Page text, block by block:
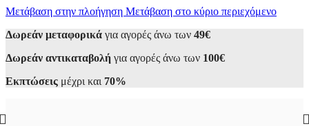
Μετάβαση στην πλοήγηση Μετάβαση στο κύριο περιεχόμενο
Δωρεάν μεταφορικά για αγορές άνω των 49€
Δωρεάν αντικαταβολή για αγορές άνω των 100€
Εκπτώσεις μέχρι και 70%